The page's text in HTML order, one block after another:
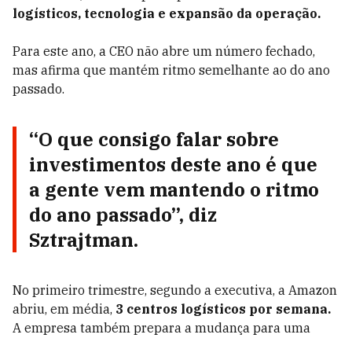
logísticos, tecnologia e expansão da operação.
Para este ano, a CEO não abre um número fechado,
mas afirma que mantém ritmo semelhante ao do ano
passado.
“O que consigo falar sobre
investimentos deste ano é que
a gente vem mantendo o ritmo
do ano passado”, diz
Sztrajtman.
No primeiro trimestre, segundo a executiva, a Amazon
abriu, em média, 3 centros logísticos por semana.
A empresa também prepara a mudança para uma